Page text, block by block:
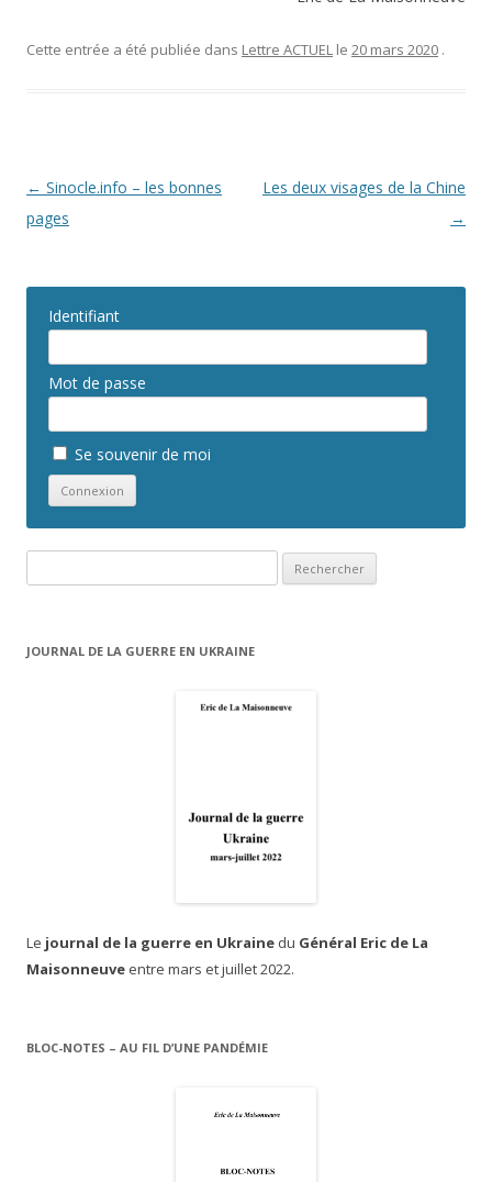
Cette entrée a été publiée dans Lettre ACTUEL le 20 mars 2020 .
Navigation des articles
← Sinocle.info – les bonnes
pages
Les deux visages de la Chine
→
Identifiant
Mot de passe
Se souvenir de moi
JOURNAL DE LA GUERRE EN UKRAINE
Le journal de la guerre en Ukraine du Général Eric de La
Maisonneuve entre mars et juillet 2022.
BLOC-NOTES – AU FIL D’UNE PANDÉMIE